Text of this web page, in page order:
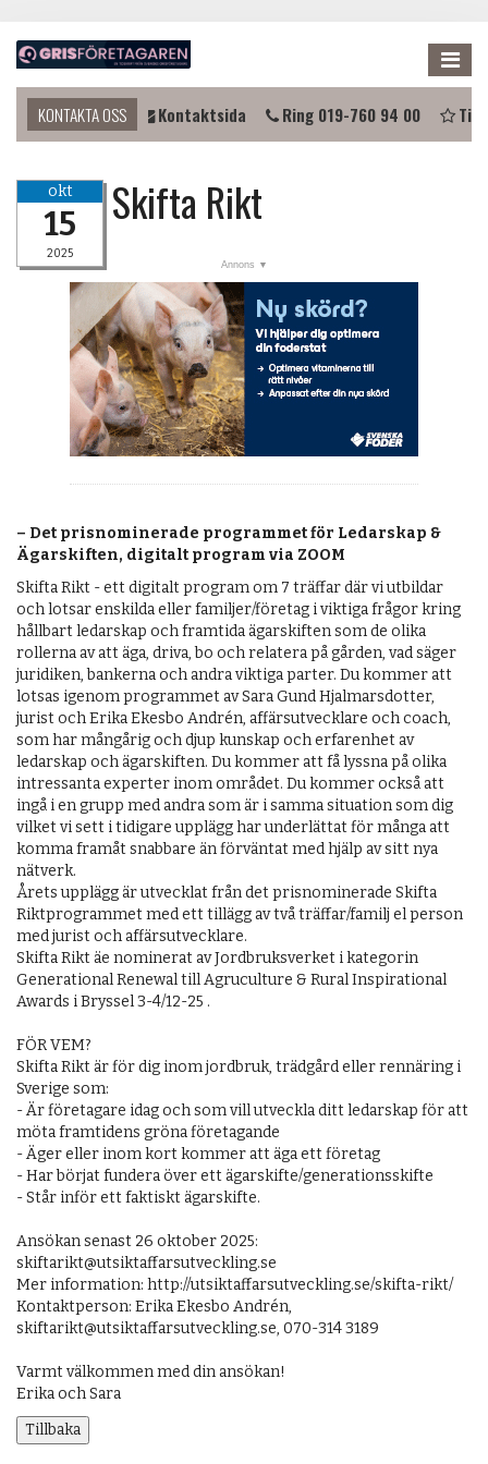
KONTAKTA OSS
i kontakt? Kontaktsida Ring 019-760 94 00
okt
15
2025
Skifta Rikt
– Det prisnominerade programmet för Ledarskap &
Ägarskiften, digitalt program via ZOOM
Skifta Rikt - ett digitalt program om 7 träffar där vi utbildar
och lotsar enskilda eller familjer/företag i viktiga frågor kring
hållbart ledarskap och framtida ägarskiften som de olika
rollerna av att äga, driva, bo och relatera på gården, vad säger
juridiken, bankerna och andra viktiga parter. Du kommer att
lotsas igenom programmet av Sara Gund Hjalmarsdotter,
jurist och Erika Ekesbo Andrén, affärsutvecklare och coach,
som har mångårig och djup kunskap och erfarenhet av
ledarskap och ägarskiften. Du kommer att få lyssna på olika
intressanta experter inom området. Du kommer också att
ingå i en grupp med andra som är i samma situation som dig
vilket vi sett i tidigare upplägg har underlättat för många att
komma framåt snabbare än förväntat med hjälp av sitt nya
nätverk.
Årets upplägg är utvecklat från det prisnominerade Skifta
Riktprogrammet med ett tillägg av två träffar/familj el person
med jurist och affärsutvecklare.
Skifta Rikt äe nominerat av Jordbruksverket i kategorin
Generational Renewal till Agruculture & Rural Inspirational
Awards i Bryssel 3-4/12-25 .
FÖR VEM?
Skifta Rikt är för dig inom jordbruk, trädgård eller rennäring i
Sverige som:
- Är företagare idag och som vill utveckla ditt ledarskap för att
möta framtidens gröna företagande
- Äger eller inom kort kommer att äga ett företag
- Har börjat fundera över ett ägarskifte/generationsskifte
- Står inför ett faktiskt ägarskifte.
Ansökan senast 26 oktober 2025:
skiftarikt@utsiktaffarsutveckling.se
Mer information: http://utsiktaffarsutveckling.se/skifta-rikt/
Kontaktperson: Erika Ekesbo Andrén,
skiftarikt@utsiktaffarsutveckling.se, 070-314 3189
Varmt välkommen med din ansökan!
Erika och Sara
Tillbaka